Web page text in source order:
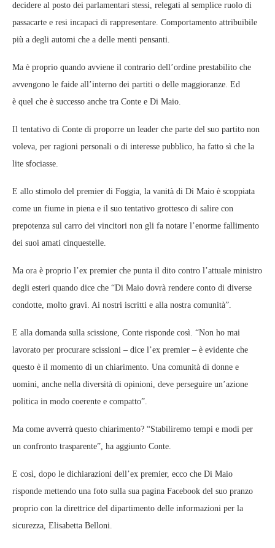
decidere al posto dei parlamentari stessi, relegati al semplice ruolo di
passacarte e resi incapaci di rappresentare. Comportamento attribuibile
più a degli automi che a delle menti pensanti.
Ma è proprio quando avviene il contrario dell’ordine prestabilito che
avvengono le faide all’interno dei partiti o delle maggioranze. Ed
è quel che è successo anche tra Conte e Di Maio.
Il tentativo di Conte di proporre un leader che parte del suo partito non
voleva, per ragioni personali o di interesse pubblico, ha fatto sì che la
lite sfociasse.
E allo stimolo del premier di Foggia, la vanità di Di Maio è scoppiata
come un fiume in piena e il suo tentativo grottesco di salire con
prepotenza sul carro dei vincitori non gli fa notare l’enorme fallimento
dei suoi amati cinquestelle.
Ma ora è proprio l’ex premier che punta il dito contro l’attuale ministro
degli esteri quando dice che “Di Maio dovrà rendere conto di diverse
condotte, molto gravi. Ai nostri iscritti e alla nostra comunità”.
E alla domanda sulla scissione, Conte risponde così. “Non ho mai
lavorato per procurare scissioni – dice l’ex premier – è evidente che
questo è il momento di un chiarimento. Una comunità di donne e
uomini, anche nella diversità di opinioni, deve perseguire un’azione
politica in modo coerente e compatto”.
Ma come avverrà questo chiarimento? “Stabiliremo tempi e modi per
un confronto trasparente”, ha aggiunto Conte.
E così, dopo le dichiarazioni dell’ex premier, ecco che Di Maio
risponde mettendo una foto sulla sua pagina Facebook del suo pranzo
proprio con la direttrice del dipartimento delle informazioni per la
sicurezza, Elisabetta Belloni.